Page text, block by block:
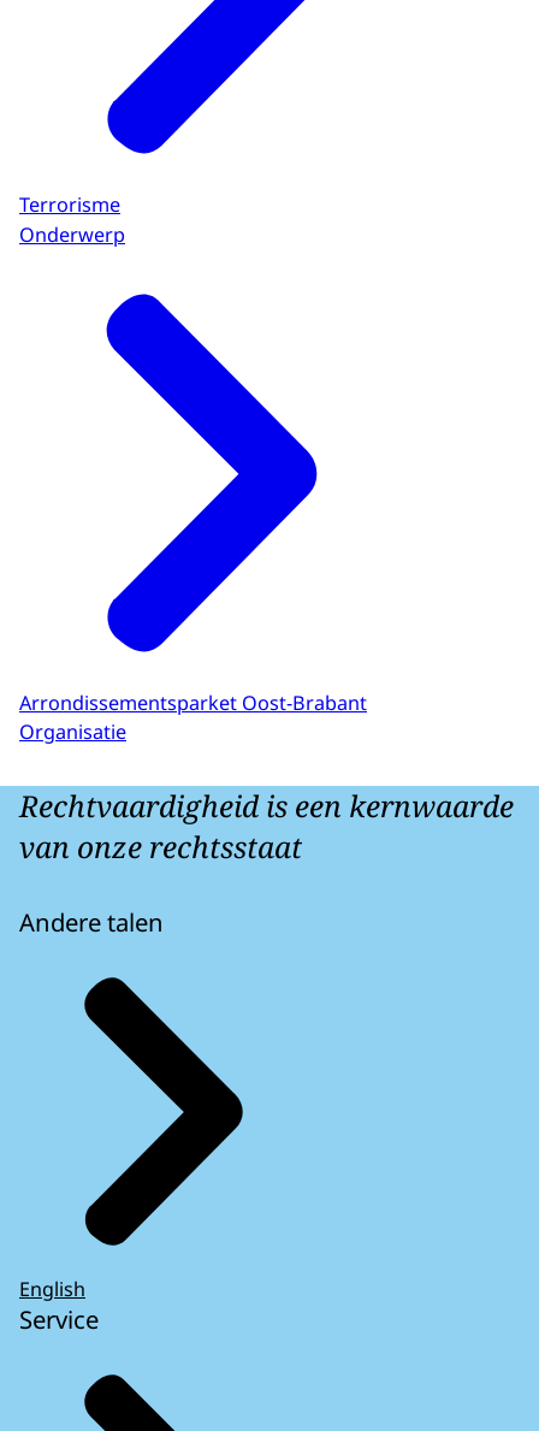
Terrorisme
Onderwerp
Arrondissementsparket Oost-Brabant
Organisatie
Rechtvaardigheid is een kernwaarde
van onze rechtsstaat
Andere talen
English
Service